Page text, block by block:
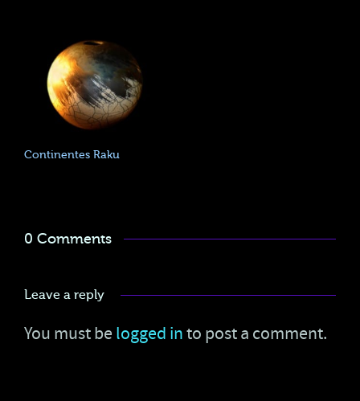
Continentes Raku
0 Comments
Leave a reply
You must be logged into post a comment.